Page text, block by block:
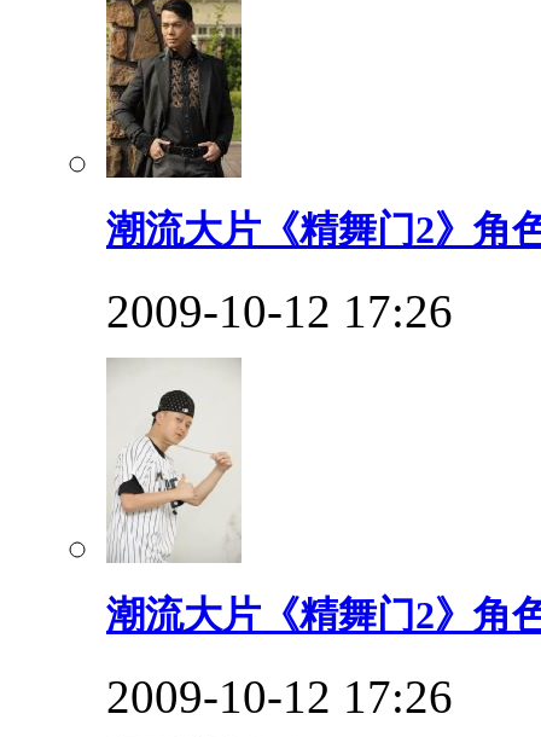
潮流大片《精舞门2》角
2009-10-12 17:26
潮流大片《精舞门2》角
2009-10-12 17:26